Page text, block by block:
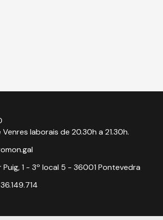
Venres laborais de 20.30h a 21.30h.
Puig, 1 - 3º local 5 - 36001 Pontevedra